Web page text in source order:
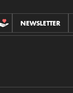
CONTRIBUCIONES
NEWSLETTER